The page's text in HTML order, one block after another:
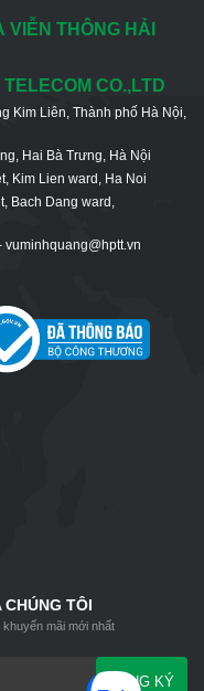
VIỄN THÔNG HẢI
CO.,LTD
Kim Liên, Thành phố Hà Nội,
Hai Bà Trưng, Hà Nội
Kim Lien ward, Ha Noi
Bach Dang ward,
vuminhquang@hptt.vn
TÔI
mãi mới nhất
ĐĂNG KÝ